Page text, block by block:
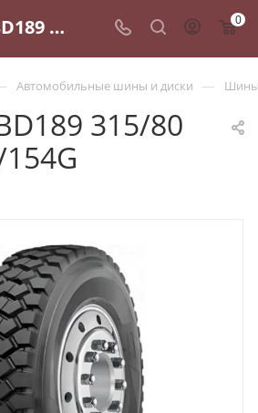
Blacklion BD189 315/80 R22.5 157/154G Ведущая - купить в Санкт-Петербурге по выгодной цене 0
Автомобильные шины и диски — Шины
315/80